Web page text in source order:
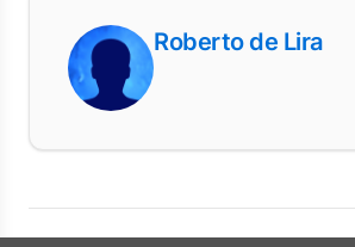
Roberto de Lira